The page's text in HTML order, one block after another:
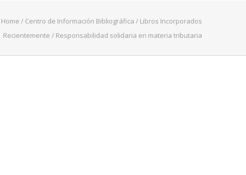
Home / Centro de Información Bibliográfica / Libros Incorporados
Recientemente / Responsabilidad solidaria en materia tributaria